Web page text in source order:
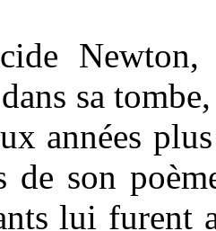
Newton,
sa
années
de son
lui furent